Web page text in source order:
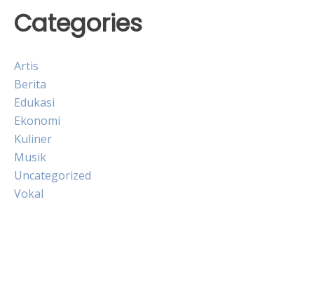
Categories
Artis
Berita
Edukasi
Ekonomi
Kuliner
Musik
Uncategorized
Vokal